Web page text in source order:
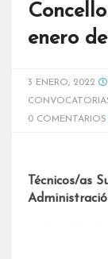
enero
3 ENERO, 2022
0 COMENTARIOS
Técnicos/as